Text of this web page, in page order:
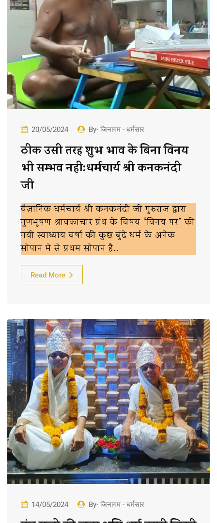
20/05/2024 By- जिनागम - धर्मसार
ठीक उसी तरह शुभ भाव के बिना विनय
भी सम्भव नही:धर्मचार्य श्री कनकनंदी
जी
वैज्ञानिक धर्मचार्य श्री कनकनंदी जी गुरुराज द्वारा
गुणभूषण श्रावकाचार ग्रंथ के विषय “विनय पर” की
गयी स्वाध्याय वर्षा की कुछ बुंदे धर्म के अनेक
सोपान मे से प्रथम सोपान है…
Read More
14/05/2024 By- जिनागम - धर्मसार